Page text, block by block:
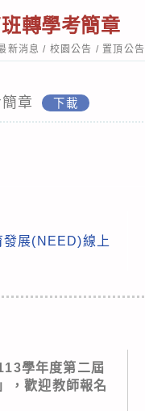
轉學考簡章
新消息 / 校園公告 / 置頂公告
章 下載
發展(NEED)線上
學年度第二屆
，歡迎教師報名